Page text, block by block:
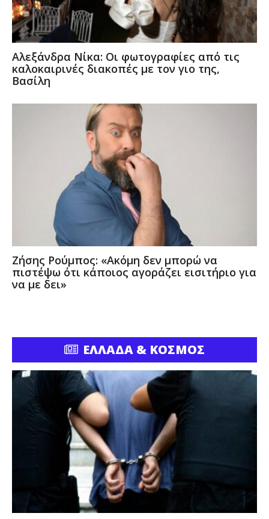
Αλεξάνδρα Νίκα: Οι φωτογραφίες από τις
καλοκαιρινές διακοπές με τον γιο της,
Βασίλη
Ζήσης Ρούμπος: «Ακόμη δεν μπορώ να
πιστέψω ότι κάποιος αγοράζει εισιτήριο για
να με δει»
ΕΛΛΑΔΑ & ΚΟΣΜΟΣ